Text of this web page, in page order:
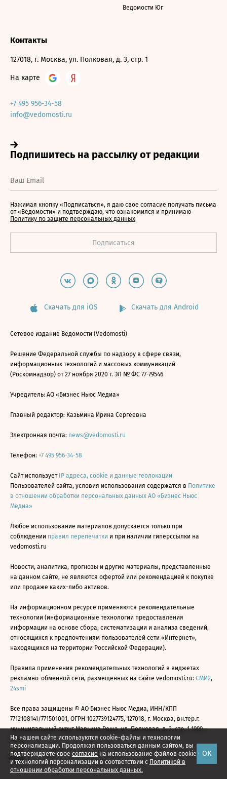
На нашем сайте используются cookie-файлы и технологии
персонализации. Продолжая пользоваться данным сайтом, вы
подтверждаете свое согласие на использование файлов cookie
и технологий персонализации в соответствии с Политикой в
отношении обработки персональных данных.
ОК
Ведомости Юг
Контакты
127018, г. Москва, ул. Полковая, д. 3, стр. 1
На карте
+7 495 956-34-58
info@vedomosti.ru
Нажимая кнопку «Подписаться», я даю свое согласие получать письма
от «Ведомости» и подтверждаю, что ознакомился и принимаю
Политику по защите персональных данных
Скачать для iOS Скачать для Android
Сетевое издание Ведомости (Vedomosti)
Решение Федеральной службы по надзору в сфере связи,
информационных технологий и массовых коммуникаций
(Роскомнадзор) от 27 ноября 2020 г. ЭЛ № ФС 77-79546
Учредитель: АО «Бизнес Ньюс Медиа»
Главный редактор: Казьмина Ирина Сергеевна
Электронная почта: news@vedomosti.ru
Телефон: +7 495 956-34-58
Сайт использует IP адреса, cookie и данные геолокации
Пользователей сайта, условия использования содержатся в Политике
в отношении обработки персональных данных АО «Бизнес Ньюс
Медиа»
Любое использование материалов допускается только при
соблюдении правил перепечатки и при наличии гиперссылки на
vedomosti.ru
Новости, аналитика, прогнозы и другие материалы, представленные
на данном сайте, не являются офертой или рекомендацией к покупке
или продаже каких-либо активов.
На информационном ресурсе применяются рекомендательные
технологии (информационные технологии предоставления
информации на основе сбора, систематизации и анализа сведений,
относящихся к предпочтениям пользователей сети «Интернет»,
находящихся на территории Российской Федерации).
Правила применения рекомендательных технологий в виджетах
рекламно-обменной сети, размещенных на сайте vedomosti.ru: СМИ2,
24smi
Все права защищены © АО Бизнес Ньюс Медиа, ИНН/КПП
7712108141/771501001, ОГРН 1027739124775, 127018, г. Москва, вн.тер.г.
муниципальный округ Марьина Роща, ул. Полковая, д. 3, стр. 1 1999—
2026